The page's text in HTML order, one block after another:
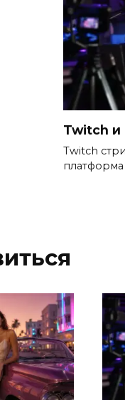
Twitch и
Twitch
платформа